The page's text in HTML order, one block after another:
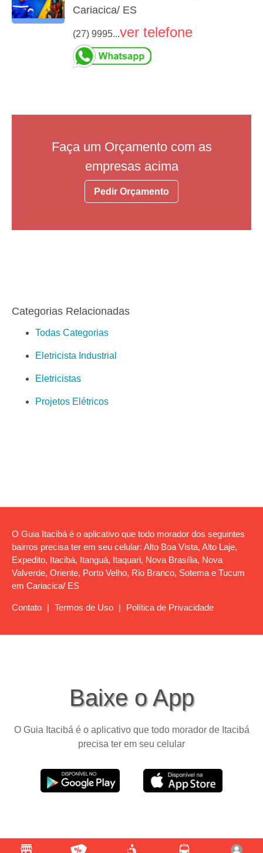
Cariacica/ ES
(27) 9995...ver telefone
Faça um Orçamento com as
empresas acima
Pedir Orçamento
Categorias Relacionadas
Todas Categorias
Eletricista Industrial
Eletricistas
Projetos Elétricos
O Guia Itacibá é o aplicativo que todo morador dos seguintes
bairros precisa ter em seu celular: Alto Boa Vista, Alto Laje,
Expedito, Itacibá, Itanguá, Itaquari, Nova Brasília, Nova
Valverde, Oriente, Porto Velho, Rio Branco, Sotema e Tucum
em Cariacica/ ES
Contato | Termos de Uso | Política de Privacidade
Baixe o App
O Guia Itacibá é o aplicativo que todo morador de Itacibá
precisa ter em seu celular